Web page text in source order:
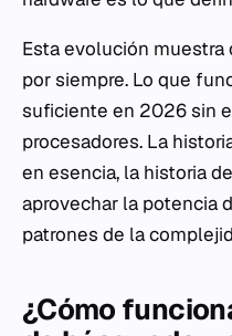
Esta evolución
por siempre. Lo que
suficiente en 2026 sin
procesadores. La
en esencia, la historia
aprovechar la potencia
patrones de la
¿Cómo